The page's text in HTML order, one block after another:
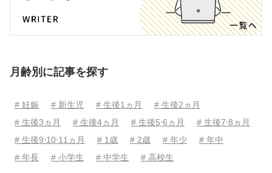
月齢別に記事を探す
# 妊娠 # 新生児 # 生後1ヵ月
# 生後2ヵ月
# 生後3ヵ月
# 生後4ヵ月 # 生後5⋅6ヵ月
# 生後7⋅8ヵ月
# 生後9⋅10⋅11ヵ月
# 1歳 # 2歳 # 年少
# 年中
# 年長
# 小学生 # 中学生 # 高校生